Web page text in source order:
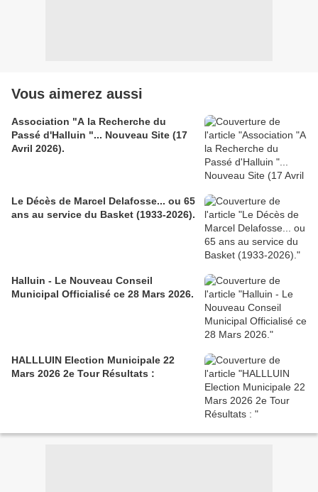
Vous aimerez aussi
Association "A la Recherche du
Passé d'Halluin "... Nouveau Site (17
Avril 2026).
Le Décès de Marcel Delafosse... ou 65
ans au service du Basket (1933-2026).
Halluin - Le Nouveau Conseil
Municipal Officialisé ce 28 Mars 2026.
HALLLUIN Election Municipale 22
Mars 2026 2e Tour Résultats :